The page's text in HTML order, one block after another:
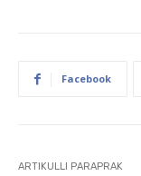
Facebook
ARTIKULLI PARAPRAK